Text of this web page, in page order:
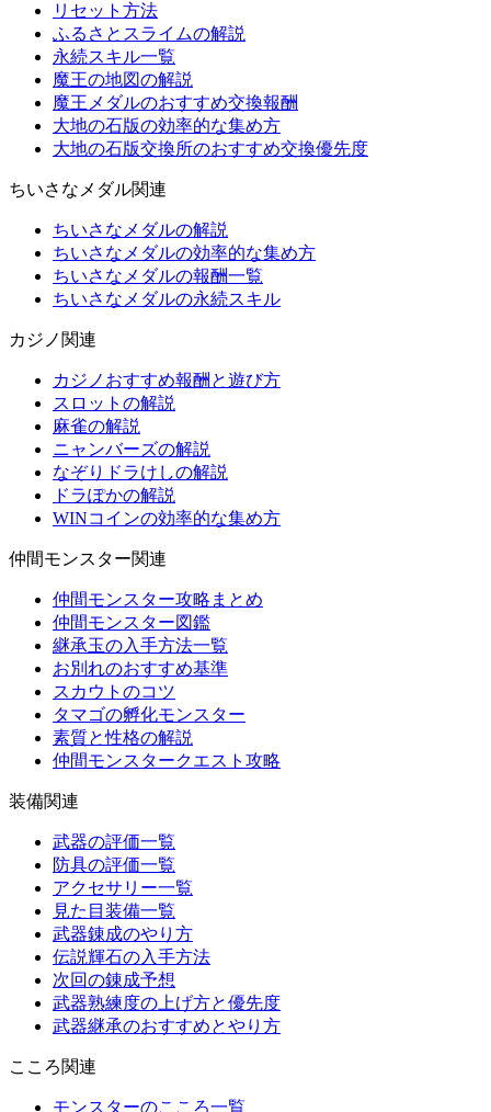
リセット方法
ふるさとスライムの解説
永続スキル一覧
魔王の地図の解説
魔王メダルのおすすめ交換報酬
大地の石版の効率的な集め方
大地の石版交換所のおすすめ交換優先度
ちいさなメダル関連
ちいさなメダルの解説
ちいさなメダルの効率的な集め方
ちいさなメダルの報酬一覧
ちいさなメダルの永続スキル
カジノ関連
カジノおすすめ報酬と遊び方
スロットの解説
麻雀の解説
ニャンバーズの解説
なぞりドラけしの解説
ドラぽかの解説
WINコインの効率的な集め方
仲間モンスター関連
仲間モンスター攻略まとめ
仲間モンスター図鑑
継承玉の入手方法一覧
お別れのおすすめ基準
スカウトのコツ
タマゴの孵化モンスター
素質と性格の解説
仲間モンスタークエスト攻略
装備関連
武器の評価一覧
防具の評価一覧
アクセサリー一覧
見た目装備一覧
武器錬成のやり方
伝説輝石の入手方法
次回の錬成予想
武器熟練度の上げ方と優先度
武器継承のおすすめとやり方
こころ関連
モンスターのこころ一覧